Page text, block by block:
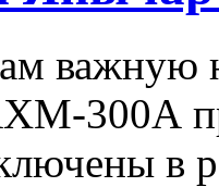
важную
300А
в